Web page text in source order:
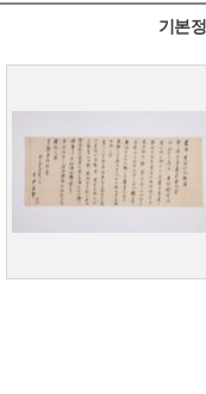
기본